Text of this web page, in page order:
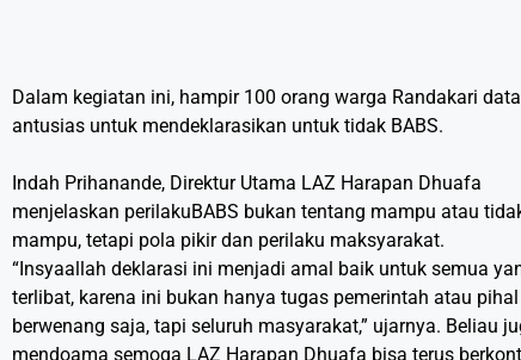
Dalam kegiatan ini, hampir 100 orang warga Randakari
antusias untuk mendeklarasikan untuk tidak BABS.
Indah Prihanande, Direktur Utama LAZ Harapan Dhuafa
menjelaskan perilakuBABS bukan tentang mampu atau
mampu, tetapi pola pikir dan perilaku maksyarakat.
“Insyaallah deklarasi ini menjadi amal baik untuk semua
terlibat, karena ini bukan hanya tugas pemerintah atau pihal
berwenang saja, tapi seluruh masyarakat,” ujarnya. Beliau
mendoama semoga LAZ Harapan Dhuafa bisa terus